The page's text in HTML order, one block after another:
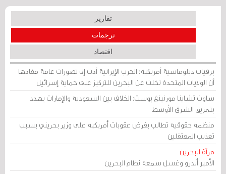
تقارير
ترجمات
اقتصاد
برقيات دبلوماسية أمريكية: الحرب الإيرانية أدت إلى تصورات عامة مفادها
أن الولايات المتحدة تخلت عن البحرين للتركيز على حماية إسرائيل
ساوث تشاينا مورنينغ بوست: الخلاف بين السعودية والإمارات يهدد
بتمزيق الشرق الأوسط
منظمة حقوقية تطالب بفرض عقوبات أمريكية على وزير بحريني بسبب
تعذيب المعتقلين
مرآة البحرين
الأمير أندرو وغسل سمعة نظام البحرين